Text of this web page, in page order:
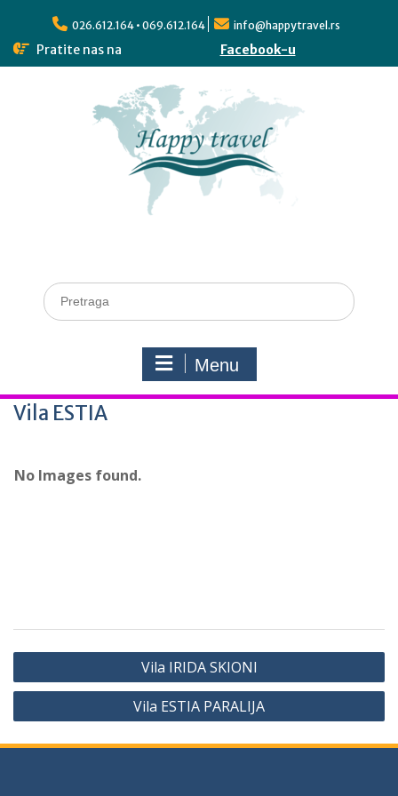
026.612.164 • 069.612.164 info@happytravel.rs
Pratite nas na Facebook-u
Menu
Vila ESTIA
No Images found.
Vila IRIDA SKIONI
Vila ESTIA PARALIJA